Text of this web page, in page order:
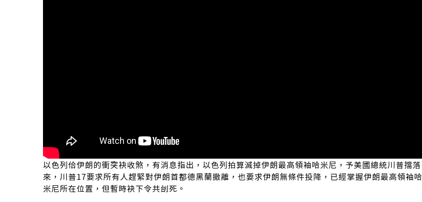
以色列佮伊朗的衝突袂收煞，有消息指出，以色列拍算滅掉伊朗最高領袖哈米尼，予美國總統川普擋落
來，川普17要求所有人趕緊對伊朗首都德黑蘭撤離，也要求伊朗無條件投降，已經掌握伊朗最高領袖哈
米尼所在位置，但暫時袂下令共刣死。